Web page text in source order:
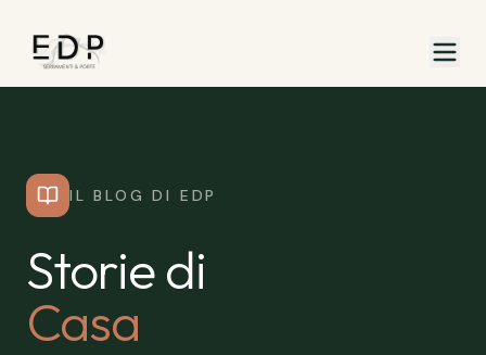
IL BLOG DI EDP
Storie di
Casa